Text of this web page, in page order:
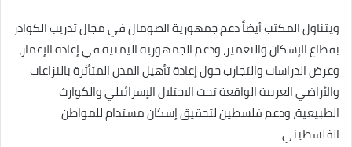
ويتناول المكتب أيضاً دعم جمهورية الصومال في مجال تدريب الكوادر
بقطاع الإسكان والتعمير، ودعم الجمهورية اليمنية في إعادة الإعمار،
وعرض الدراسات والتجارب حول إعادة تأهيل المدن المتأثرة بالنزاعات
والأراضي العربية الواقعة تحت الاحتلال الإسرائيلي والكوارث
الطبيعية، ودعم فلسطين لتحقيق إسكان مستدام للمواطن
الفلسطيني.